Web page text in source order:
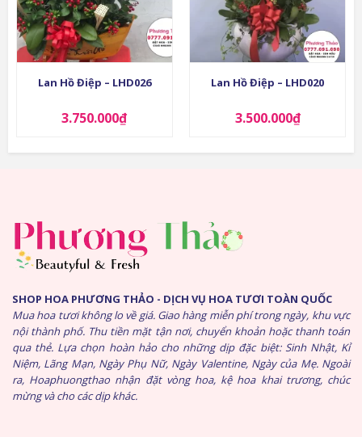
Lan Hồ Điệp – LHD026
3.750.000₫
Lan Hồ Điệp – LHD020
3.500.000₫
SHOP HOA PHƯƠNG THẢO - DỊCH VỤ HOA TƯƠI TOÀN QUỐC
Mua hoa tươi không lo về giá. Giao hàng miễn phí trong ngày, khu vực
nội thành phố. Thu tiền mặt tận nơi, chuyển khoản hoặc thanh toán
qua thẻ. Lựa chọn hoàn hảo cho những dịp đặc biệt: Sinh Nhật, Kỉ
Niệm, Lãng Mạn, Ngày Phụ Nữ, Ngày Valentine, Ngày của Mẹ. Ngoài
ra, Hoaphuongthao nhận đặt vòng hoa, kệ hoa khai trương, chúc
mừng và cho các dịp khác.